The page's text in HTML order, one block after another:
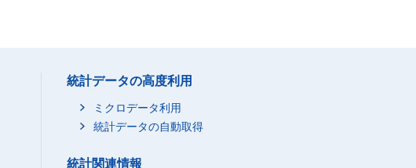
統計データの高度利用
ミクロデータ利用
統計データの自動取得
統計関連情報